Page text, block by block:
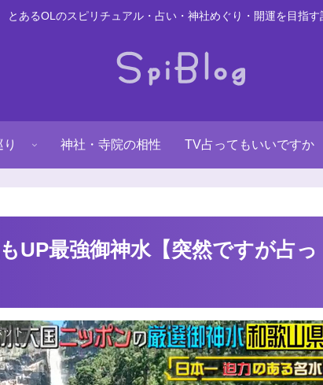
とあるOLのスピリチュアル・占い・神社めぐり・開運を目指す
神社・寺院の相性 TV占ってもいいですか
UP最強御神水【突然ですが占っ
ット